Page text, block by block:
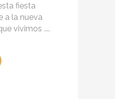
fiesta
a la nueva
vivimos ....